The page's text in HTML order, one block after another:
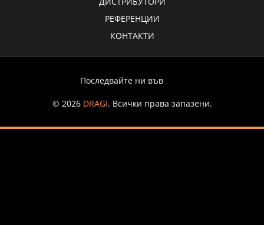
РЕФЕРЕНЦИИ
КОНТАКТИ
Последвайте ни във
© 2026 DRAGI. Всички права запазени.